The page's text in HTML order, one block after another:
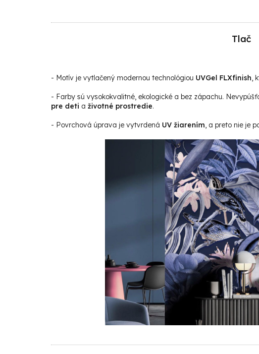
Tlač
- Motív je vytlačený modernou technológiou UVGel FLXfinish,
- Farby sú vysokokvalitné, ekologické a bez zápachu.
pre deti a životné prostredie.
- Povrchová úprava je vytvrdená UV žiarením, a preto nie je